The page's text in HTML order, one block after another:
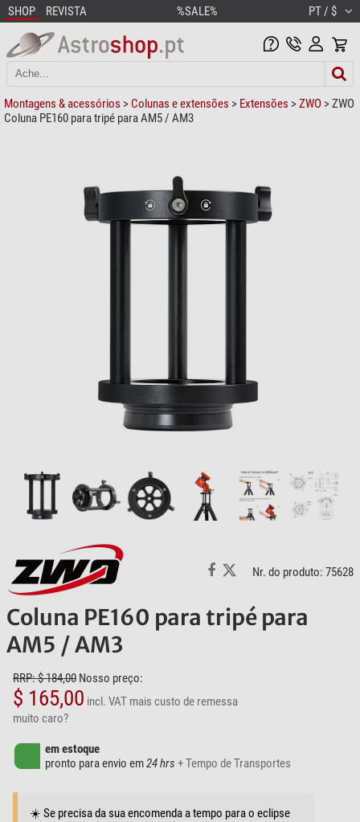
SHOP REVISTA %SALE% PT / $
Montagens & acessórios > Colunas e extensões > Extensões >ZWO > ZWO
Coluna PE160 para tripé para AM5 / AM3
Nr. do produto: 75628
Coluna PE160 para tripé para
AM5 / AM3
RRP: $ 184,00 Nosso preço:
$ 165,00 incl. VAT mais custo de remessa
muito caro?
em estoque
pronto para envio em24 hrs + Tempo de Transportes
☀️ Se precisa da sua encomenda a tempo para o eclipse